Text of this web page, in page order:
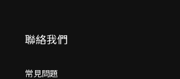
聯絡我們
常見問題